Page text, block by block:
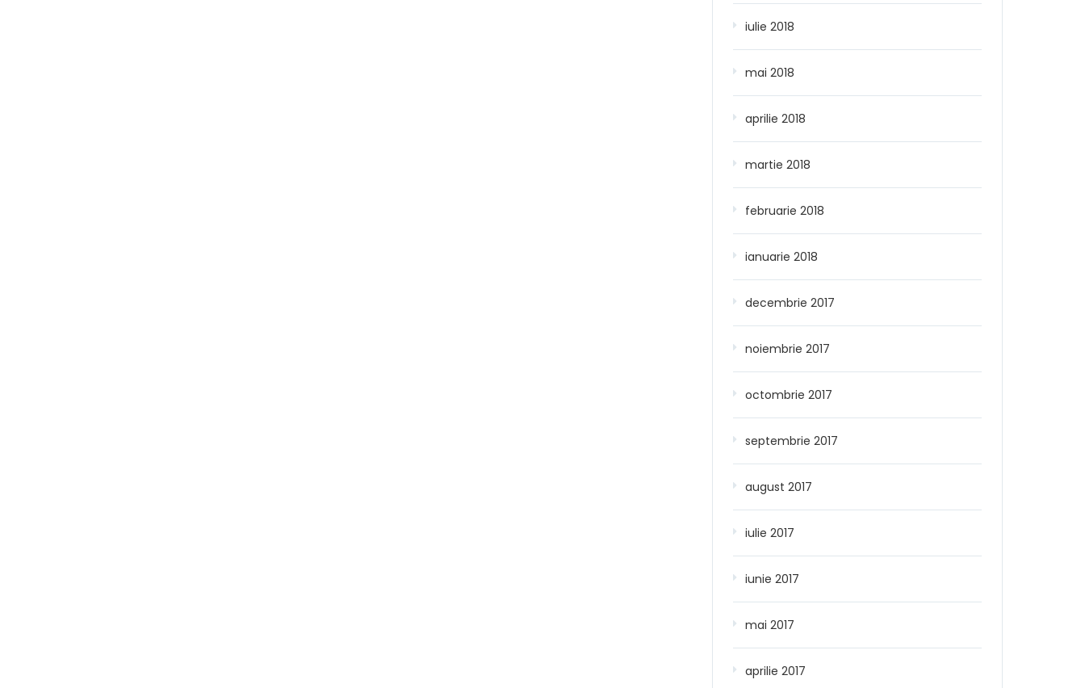
iulie 2018
mai 2018
aprilie 2018
martie 2018
februarie 2018
ianuarie 2018
decembrie 2017
noiembrie 2017
octombrie 2017
septembrie 2017
august 2017
iulie 2017
iunie 2017
mai 2017
aprilie 2017